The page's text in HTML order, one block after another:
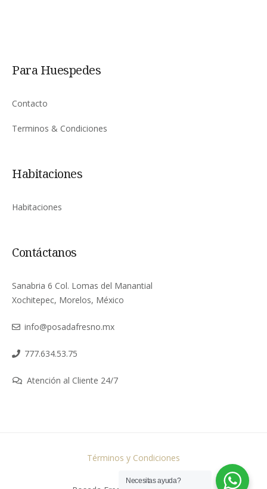
Para Huespedes
Contacto
Terminos & Condiciones
Habitaciones
Habitaciones
Contáctanos
Sanabria 6 Col. Lomas del Manantial
Xochitepec, Morelos, México
info@posadafresno.mx
777.634.53.75
Atención al Cliente 24/7
Términos y Condiciones
Necesitas ayuda?